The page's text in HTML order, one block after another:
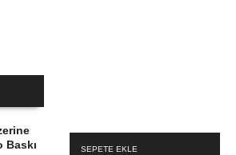
Baskı
SEPETE EKLE